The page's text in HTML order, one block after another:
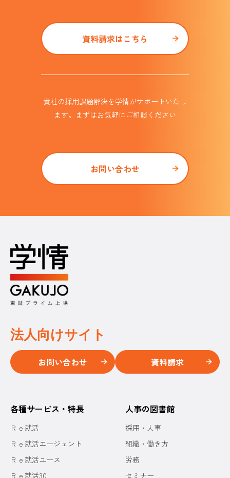
資料請求はこちら
貴社の採用課題解決を学情がサポート いたし
ます。まずはお気軽にご相談ください
お問い合わせ
法人向けサイト
お問い合わせ 資料請求
各種サービス・特長
Ｒｅ就活
Ｒｅ就活エージェント
Ｒｅ就活ユース
Ｒｅ就活30
人事の図書館
採用・人事
組織・働き方
労務
セミナー